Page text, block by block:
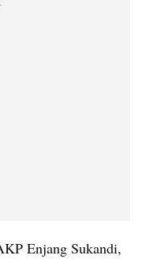
Enjang Sukandi,